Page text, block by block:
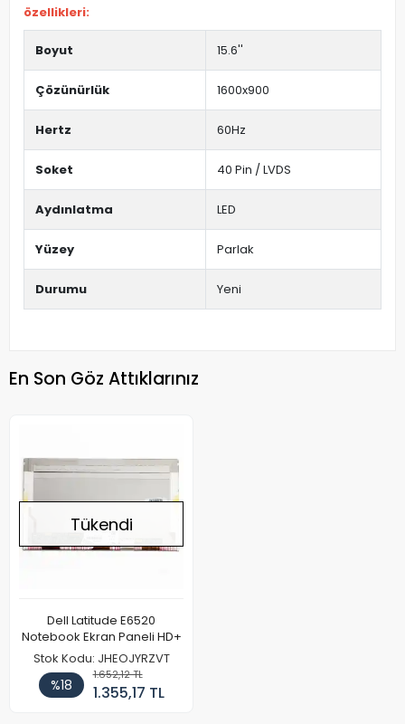
özellikleri:
Boyut 15.6''
Çözünürlük 1600x900
Hertz 60Hz
Soket 40 Pin / LVDS
Aydınlatma LED
Yüzey Parlak
Durumu Yeni
En Son Göz Attıklarınız
Tükendi
Dell Latitude E6520
Notebook Ekran Paneli HD+
Stok Kodu: JHEOJYRZVT
%18
1.652,12 TL
1.355,17 TL